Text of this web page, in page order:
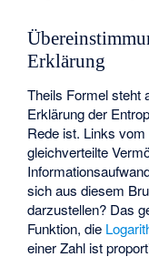
Erklärung
Theils Formel steht
Erklärung der
Rede ist. Links
gleichverteilte
sich aus diesem
darzustellen? Das
Funktion, die
einer Zahl ist